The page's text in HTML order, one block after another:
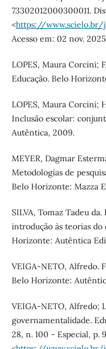
73302012000300011.
<https://www.scielo.br/
Acesso em: 02 nov. 2025
LOPES, Maura Corcini;
Educação. Belo
LOPES, Maura Corcini;
Inclusão escolar:
Autêntica, 2009.
MEYER, Dagmar
Metodologias de
Belo Horizonte: Mazza
SILVA, Tomaz Tadeu
introdução às teorias
Horizonte: Autêntica
VEIGA-NETO, Alfredo.
Belo Horizonte:
VEIGA-NETO, Alfredo;
governamentalidade.
28, n. 100 - Especial, p.